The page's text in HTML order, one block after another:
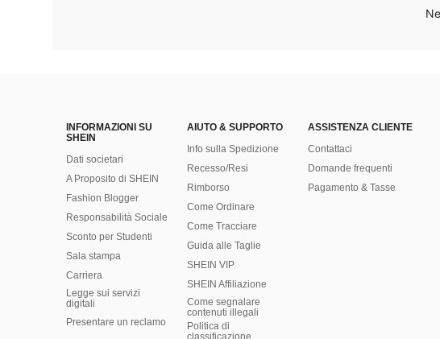
INFORMAZIONI SU
SHEIN
Dati societari
A Proposito di SHEIN
Fashion Blogger
Responsabilità Sociale
Sconto per Studenti
Sala stampa
Carriera
Legge sui servizi
digitali
Presentare un reclamo
AIUTO & SUPPORTO
Info sulla Spedizione
Recesso/Resi
Rimborso
Come Ordinare
Come Tracciare
Guida alle Taglie
SHEIN VIP
SHEIN Affiliazione
Come segnalare
contenuti illegali
Politica di
classificazione
ASSISTENZA CLIENTE
Contattaci
Domande frequenti
Pagamento & Tasse